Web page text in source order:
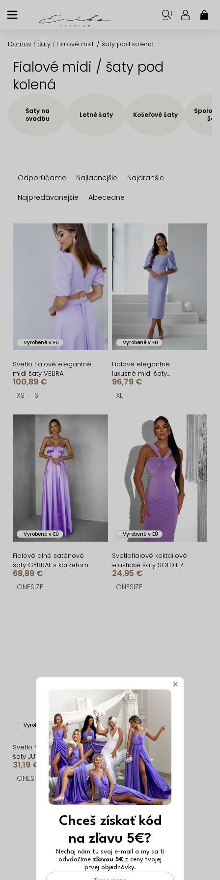
na
Domov / Šaty / Fialové midi / šaty pod kolená
Fialové midi / šaty pod
kolená
Šaty na
svadbu
Letné šaty Košeľové šaty
a
d
n
u
k
t
o
v
Odporúčame Najlacnejšie
Najdrahšie
Najpredávanejšie
Abecedne
o
d
u
k
o
Vyrobené v EÚ
Svetlo fialové elegantné
midi šaty VELIRA
100,89 €
XS S
Vyrobené v EÚ
Fialové elegantné
luxusné midi šaty
ROSALYA
96,79 €
XL
Vyrobené v EÚ
Fialové dlhé saténové
šaty GYBRAL s korzetom
68,89 €
ONESIZE
Vyrobené v EÚ
Svetlofialové koktailové
elastické šaty SOLDIER
24,95 €
ONESIZE
Vyrobené v EÚ
Svetlo fialové saténové
šaty JUTTA s prestrihmi
31,19 €
ONESIZE
Vyrobené v EÚ
Fialové šaty BOTTOM s
dlhým rukávom
21,03 €
ONESIZE
×
Chceš získať kód
na zľavu 5€?
Nechaj nám tu svoj e-mail a my sa ti
odvďačíme zľavou 5€ z ceny tvojej
prvej objednávky.